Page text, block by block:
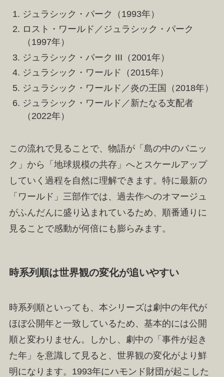
ジュラシック・パーク（1993年）
ロスト・ワールド／ジュラシック・パーク
（1997年）
ジュラシック・パーク III（2001年）
ジュラシック・ワールド（2015年）
ジュラシック・ワールド／炎の王国（2018年）
ジュラシック・ワールド／新たなる支配者
（2022年）
この流れで見ることで、物語が「島の中のパニッ
ク」から「地球規模の共存」へとスケールアップ
していく過程を自然に理解できます。特に最新の
「ワールド」三部作では、過去作へのオマージュ
がふんだんに盛り込まれているため、順番通りに
見ることで感動が何倍にも膨らみます。
時系列順は世界観の変化が追いやすい
時系列順といっても、本シリーズは劇中の年代が
ほぼ公開年と一致しているため、基本的には公開
順と変わりません。しかし、劇中の「事件が起き
た年」を意識して見ると、世界観の変化がより鮮
明になります。1993年にハモンド財団が起こした